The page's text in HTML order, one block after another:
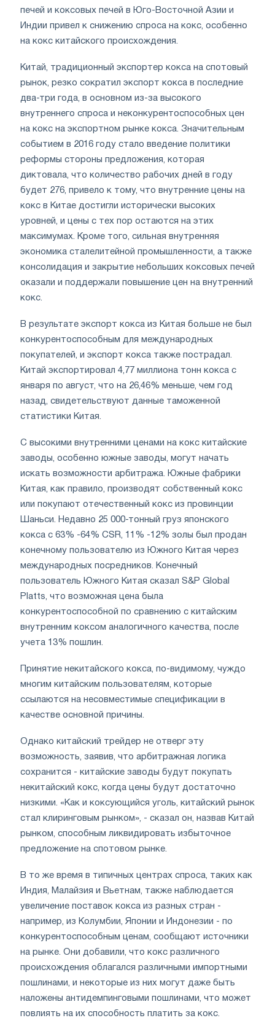
печей и коксовых печей в Юго-Восточной Азии и
Индии привел к снижению спроса на кокс, особенно
на кокс китайского происхождения.
Китай, традиционный экспортер кокса на спотовый
рынок, резко сократил экспорт кокса в последние
два-три года, в основном из-за высокого
внутреннего спроса и неконкурентоспособных цен
на кокс на экспортном рынке кокса. Значительным
событием в 2016 году стало введение политики
реформы стороны предложения, которая
диктовала, что количество рабочих дней в году
будет 276, привело к тому, что внутренние цены на
кокс в Китае достигли исторически высоких
уровней, и цены с тех пор остаются на этих
максимумах. Кроме того, сильная внутренняя
экономика сталелитейной промышленности, а также
консолидация и закрытие небольших коксовых печей
оказали и поддержали повышение цен на внутренний
кокс.
В результате экспорт кокса из Китая больше не был
конкурентоспособным для международных
покупателей, и экспорт кокса также пострадал.
Китай экспортировал 4,77 миллиона тонн кокса с
января по август, что на 26,46% меньше, чем год
назад, свидетельствуют данные таможенной
статистики Китая.
С высокими внутренними ценами на кокс китайские
заводы, особенно южные заводы, могут начать
искать возможности арбитража. Южные фабрики
Китая, как правило, производят собственный кокс
или покупают отечественный кокс из провинции
Шаньси. Недавно 25 000-тонный груз японского
кокса с 63% -64% CSR, 11% -12% золы был продан
конечному пользователю из Южного Китая через
международных посредников. Конечный
пользователь Южного Китая сказал S&P Global
Platts, что возможная цена была
конкурентоспособной по сравнению с китайским
внутренним коксом аналогичного качества, после
учета 13% пошлин.
Принятие некитайского кокса, по-видимому, чуждо
многим китайским пользователям, которые
ссылаются на несовместимые спецификации в
качестве основной причины.
Однако китайский трейдер не отверг эту
возможность, заявив, что арбитражная логика
сохранится - китайские заводы будут покупать
некитайский кокс, когда цены будут достаточно
низкими. «Как и коксующийся уголь, китайский рынок
стал клиринговым рынком», - сказал он, назвав Китай
рынком, способным ликвидировать избыточное
предложение на спотовом рынке.
В то же время в типичных центрах спроса, таких как
Индия, Малайзия и Вьетнам, также наблюдается
увеличение поставок кокса из разных стран -
например, из Колумбии, Японии и Индонезии - по
конкурентоспособным ценам, сообщают источники
на рынке. Они добавили, что кокс различного
происхождения облагался различными импортными
пошлинами, и некоторые из них могут даже быть
наложены антидемпинговыми пошлинами, что может
повлиять на их способность платить за кокс.